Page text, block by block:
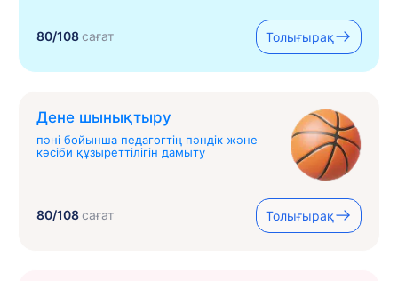
80/108сағат Толығырақ
Дене шынықтыру
пәні бойынша педагогтің пәндік және
кәсіби құзыреттілігін дамыту
80/108сағат Толығырақ